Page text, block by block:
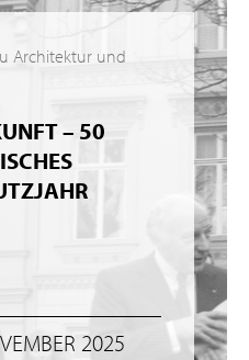
Architektur und
– 50
2025